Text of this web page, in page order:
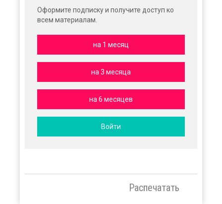
Оформите подписку и получите доступ ко
всем материалам.
на 1 месяц
на 3 месяца
на 6 месяцев
Войти
Распечатать